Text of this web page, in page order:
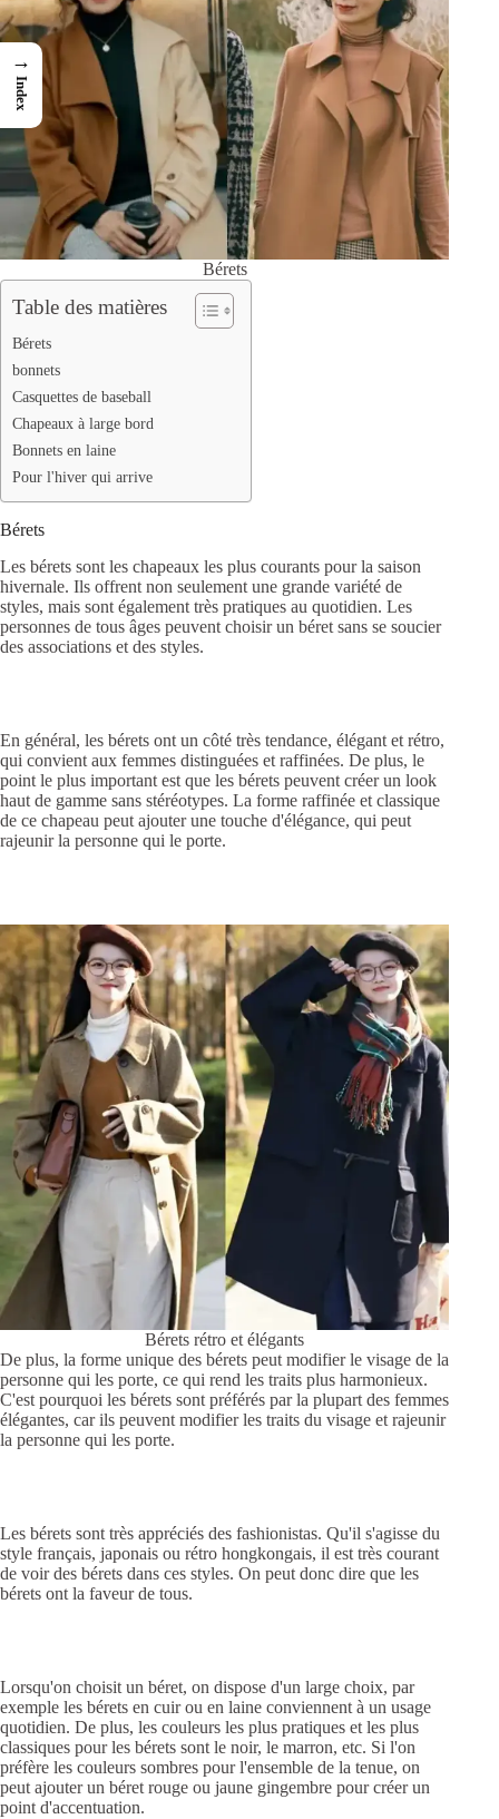
Bérets
Table des matières
Bérets
bonnets
Casquettes de baseball
Chapeaux à large bord
Bonnets en laine
Pour l'hiver qui arrive
Bérets
Les bérets sont les chapeaux les plus courants pour la saison
hivernale. Ils offrent non seulement une grande variété de
styles, mais sont également très pratiques au quotidien. Les
personnes de tous âges peuvent choisir un béret sans se soucier
des associations et des styles.
En général, les bérets ont un côté très tendance, élégant et rétro,
qui convient aux femmes distinguées et raffinées. De plus, le
point le plus important est que les bérets peuvent créer un look
haut de gamme sans stéréotypes. La forme raffinée et classique
de ce chapeau peut ajouter une touche d'élégance, qui peut
rajeunir la personne qui le porte.
Bérets rétro et élégants
De plus, la forme unique des bérets peut modifier le visage de la
personne qui les porte, ce qui rend les traits plus harmonieux.
C'est pourquoi les bérets sont préférés par la plupart des femmes
élégantes, car ils peuvent modifier les traits du visage et rajeunir
la personne qui les porte.
Les bérets sont très appréciés des fashionistas. Qu'il s'agisse du
style français, japonais ou rétro hongkongais, il est très courant
de voir des bérets dans ces styles. On peut donc dire que les
bérets ont la faveur de tous.
Lorsqu'on choisit un béret, on dispose d'un large choix, par
exemple les bérets en cuir ou en laine conviennent à un usage
quotidien. De plus, les couleurs les plus pratiques et les plus
classiques pour les bérets sont le noir, le marron, etc. Si l'on
préfère les couleurs sombres pour l'ensemble de la tenue, on
peut ajouter un béret rouge ou jaune gingembre pour créer un
point d'accentuation.
→
Index